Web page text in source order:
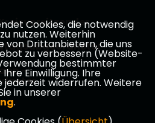
-
Cookies, die notwendig
nutzen. Weiterhin
von Drittanbietern, die uns
zu verbessern (Website-
bestimmter
Einwilligung. Ihre
jederzeit widerrufen. Weitere
in unserer
.